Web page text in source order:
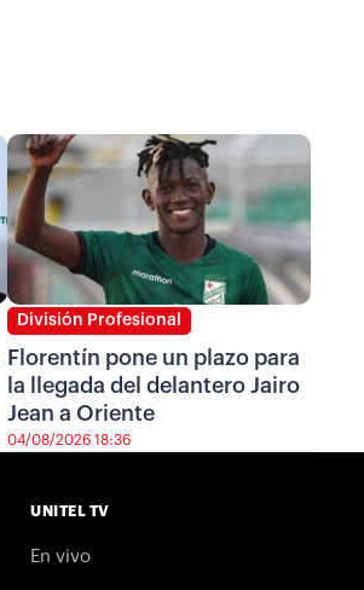
División Profesional
Florentín pone un plazo para
la llegada del delantero Jairo
Jean a Oriente
04/08/2026 18:36
UNITEL TV
En vivo